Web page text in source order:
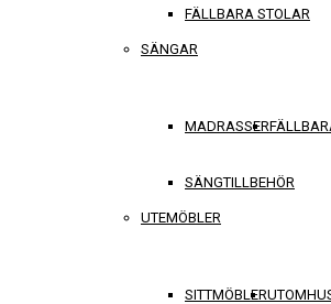
FÄLLBARA STOLAR
SÄNGAR
MADRASSER
SÄNGTILLBEHÖR
UTEMÖBLER
SITTMÖBLER